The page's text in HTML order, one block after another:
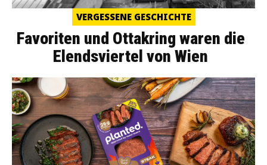
VERGESSENE GESCHICHTE
Favoriten und Ottakring waren die
Elendsviertel von Wien